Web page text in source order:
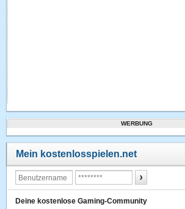
WERBUNG
Mein kostenlosspielen.net
Deine kostenlose Gaming-Community